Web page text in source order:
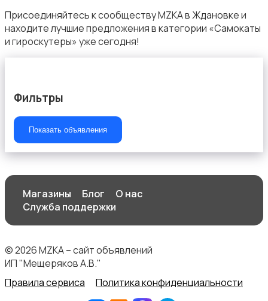
Тренажеры и фитнес
Спортивное питание
Другое
Присоединяйтесь к сообществу MZKA в Ждановке и
находите лучшие предложения в категории «Самокаты
и гироскутеры» уже сегодня!
Фильтры
Показать объявления
Магазины Блог
О нас
Служба поддержки
© 2026 MZKA – сайт объявлений
ИП "Мещеряков А.В."
Правила сервиса
Политика конфиденциальности